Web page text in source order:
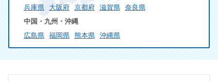
兵庫県
大阪府 京都府 滋賀県
奈良県
中国・九州・沖縄
広島県
福岡県 熊本県 沖縄県